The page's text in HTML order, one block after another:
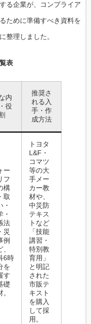
る企業が、コンプライア
ために準備すべき資料を
整理しました。
表
内
役
推奨さ
れる入
手・作
成方法
ー
フ
構
取
・
・
法
災
例
6時
を
す
礎
トヨタ
L&F・
コマツ
等の大
手メー
カー教
材や、
中災防
テキス
トなど
「技能
講習・
特別教
育用」
と明記
された
市販テ
キスト
を購入
して採
用。